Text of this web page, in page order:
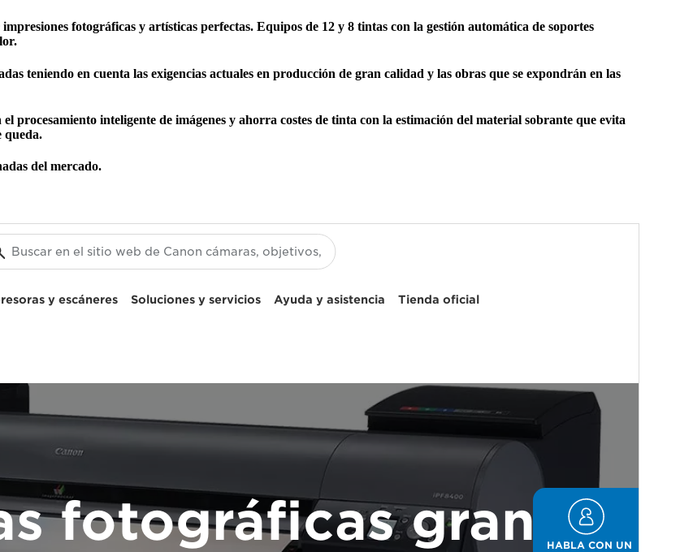
fotográficas y artísticas perfectas. Equipos de 12 y 8 tintas con la gestión automática de soportes
teniendo en cuenta las exigencias actuales en producción de gran calidad y las obras que se expondrán en las
procesamiento inteligente de imágenes y ahorra costes de tinta con la estimación del material sobrante que evita
queda.
del mercado.